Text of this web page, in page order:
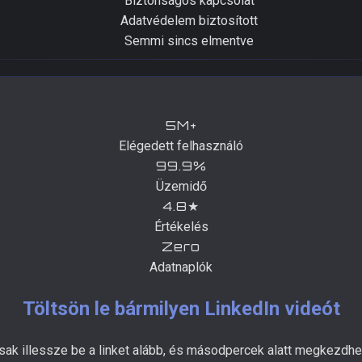
Adatvédelem biztosított
Semmi sincs elmentve
5M+
Elégedett felhasználó
99.9%
Üzemidő
4.8★
Értékelés
Zero
Adatnaplók
Töltsön le bármilyen LinkedIn videót
illessze be a linket alább, és másodpercek alatt